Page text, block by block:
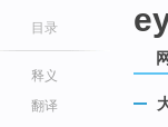
目录
释义
翻译